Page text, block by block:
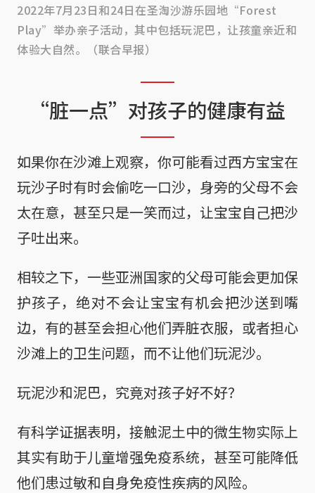
2022年7月23日和24日在圣淘沙游乐园地“Forest
Play”举办亲子活动，其中包括玩泥巴，让孩童亲近和
体验大自然。（联合早报）
“脏一点”对孩子的健康有益
如果你在沙滩上观察，你可能看过西方宝宝在
玩沙子时有时会偷吃一口沙，身旁的父母不会
太在意，甚至只是一笑而过，让宝宝自己把沙
子吐出来。
相较之下，一些亚洲国家的父母可能会更加保
护孩子，绝对不会让宝宝有机会把沙送到嘴
边，有的甚至会担心他们弄脏衣服，或者担心
沙滩上的卫生问题，而不让他们玩泥沙。
玩泥沙和泥巴，究竟对孩子好不好？
有科学证据表明，接触泥土中的微生物实际上
其实有助于儿童增强免疫系统，甚至可能降低
他们患过敏和自身免疫性疾病的风险。